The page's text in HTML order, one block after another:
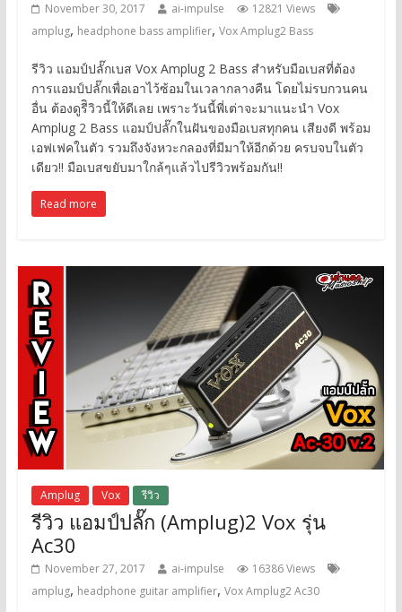
November 30, 2017 ai-impulse
12821 Views
amplug, headphone bass amplifier, Vox Amplug2 Bass
รีวิว แอมป์ปลั๊กเบส Vox Amplug 2 Bass สำหรับมือเบสที่ต้อง
การแอมป์ปลั๊กเพื่อเอาไว้ซ้อมในเวลากลางคืน โดยไม่รบกวนคน
อื่น ต้องดูรีิวิวนี้ให้ดีเลย เพราะวันนี้พี่เต่าจะมาแนะนำ Vox
Amplug 2 Bass แอมป์ปลั๊กในฝันของมือเบสทุกคน เสียงดี พร้อม
เอฟเฟคในตัว รวมถึงจังหวะกลองที่มีมาให้อีกด้วย ครบจบในตัว
เดียว!! มือเบสขยับมาใกล้ๆแล้วไปรีวิวพร้อมกัน!!
Read more
Amplug Vox รีวิว
รีวิว แอมป์ปลั๊ก (Amplug)2 Vox รุ่น
Ac30
November 27, 2017 ai-impulse
16386 Views
amplug, headphone guitar amplifier, Vox Amplug2 Ac30